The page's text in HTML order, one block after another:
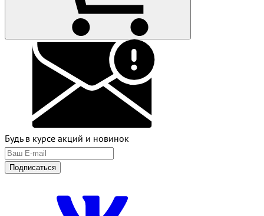
Будь в курсе акций и новинок
Подписаться